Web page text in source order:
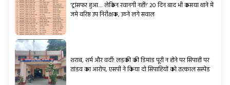
‘ट्रांसफर हुआ… लेकिन रवानगी नहीं!’ 20 दिन बाद भी कसया थाने में
जमे वरिष्ठ उप निरीक्षक, उठने लगे सवाल
शराब, शर्म और वर्दी! लड़की की डिमांड पूरी न होने पर सिपाही पर
तांडव का आरोप, एसपी ने किया दो सिपाहियों को तत्काल सस्पेंड